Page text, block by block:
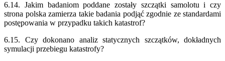
6.14. Jakim badaniom poddane zostały szczątki samolotu i czy
strona polska zamierza takie badania podjąć zgodnie ze standardami
postępowania w przypadku takich katastrof?
6.15. Czy dokonano analiz statycznych szczątków, dokładnych
symulacji przebiegu katastrofy?